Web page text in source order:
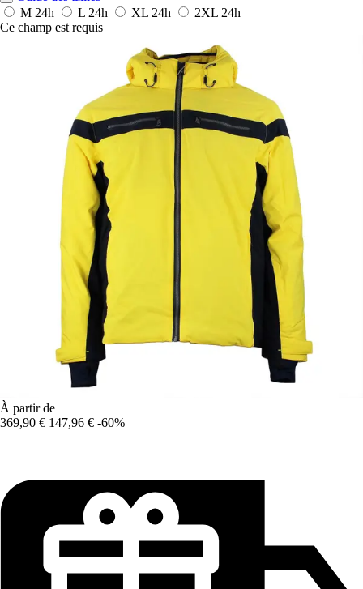
M 24h L 24h XL 24h 2XL 24h
Ce champ est requis
À partir de
369,90 € 147,96 € -60%